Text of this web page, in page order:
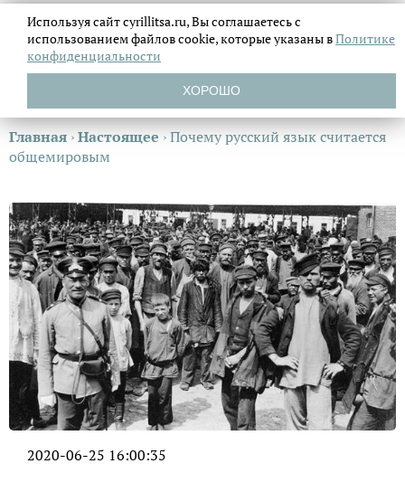
Главная ›Настоящее ›Почему русский язык считается
общемировым
2020-06-25 16:00:35
Используя сайт cyrillitsa.ru, Вы соглашаетесь с
использованием файловcookie, которые указаны вПолитике
конфиденциальности
ХОРОШО